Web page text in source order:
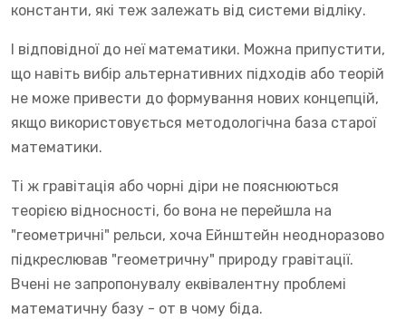
константи, які теж залежать від системи відліку.
І відповідної до неї математики. Можна припустити,
що навіть вибір альтернативних підходів або теорій
не може привести до формування нових концепцій,
якщо використовується методологічна база старої
математики.
Ті ж гравітація або чорні діри не пояснюються
теорією відносності, бо вона не перейшла на
"геометричні" рельси, хоча Ейнштейн неодноразово
підкреслював "геометричну" природу гравітації.
Вчені не запропонувалу еквівалентну проблемі
математичну базу - от в чому біда.